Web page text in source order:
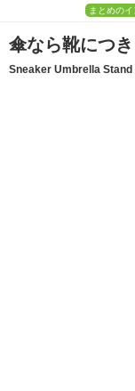
まとめの
傘なら靴につき
Sneaker Umbrella Stand